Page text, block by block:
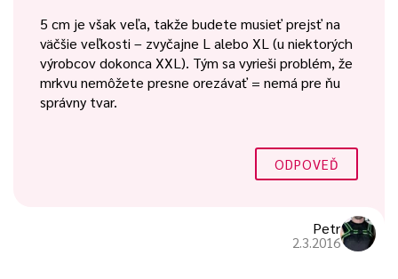
5 cm je však veľa, takže budete musieť prejsť na
väčšie veľkosti – zvyčajne L alebo XL (u niektorých
výrobcov dokonca XXL). Tým sa vyrieši problém, že
mrkvu nemôžete presne orezávať = nemá pre ňu
správny tvar.
ODPOVEĎ
Petr
2.3.2016